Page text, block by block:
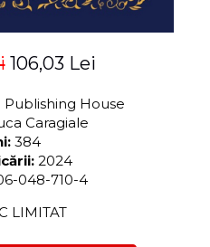
106,03 Lei
Publishing House
Caragiale
384
2024
048-710-4
LIMITAT